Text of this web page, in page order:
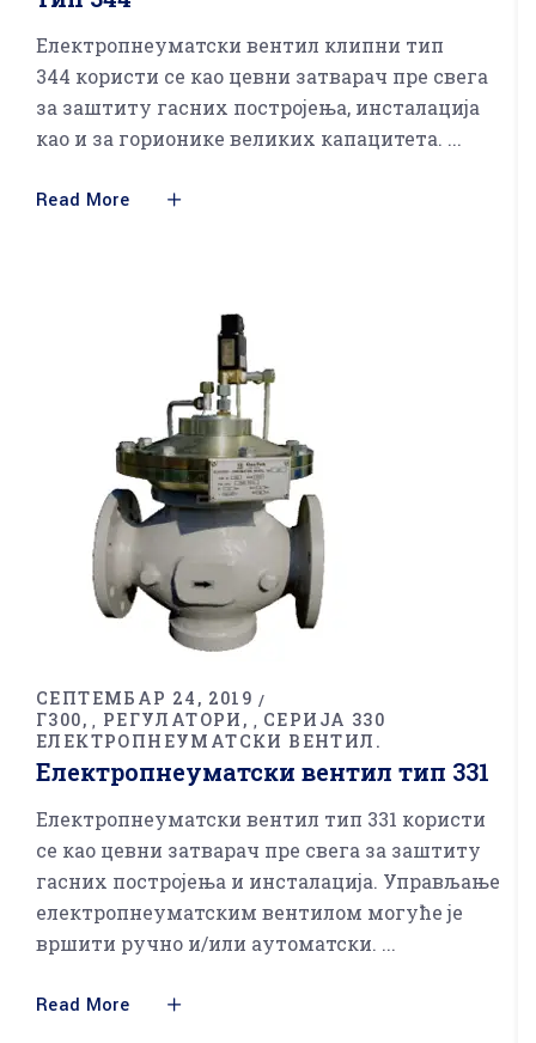
Електропнеуматски вентил клипни тип
344 користи се као цевни затварач пре свега
за заштиту гасних постројења, инсталација
као и за горионике великих капацитета.
Read More
СЕПТЕМБАР 24, 2019
Г300
РЕГУЛАТОРИ
СЕРИЈА 330
ЕЛЕКТРОПНЕУМАТСКИ ВЕНТИЛ.
Електропнеуматски вентил тип 331
Електропнеуматски вентил тип 331 користи
се као цевни затварач пре свега за заштиту
гасних постројења и инсталација. Управљање
електропнеуматским вентилом могуће је
вршити ручно и/или аутоматски.
Read More